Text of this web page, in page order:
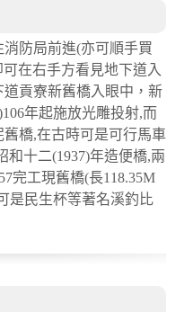
防局前進(亦可順手買
在右手方看見地下道入
貢寮新舊橋入眼中，新
年起施放光雕投射,而
橋,在古時可是可行馬車
和十二(1937)年造便橋,兩
完工現舊橋(長118.35M
是民生杯等著名溪釣比